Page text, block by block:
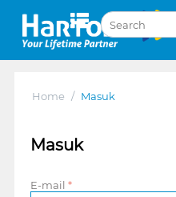
Home / Masuk
Masuk
E-mail